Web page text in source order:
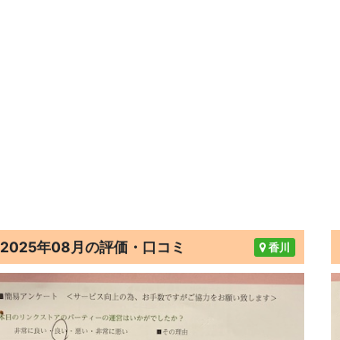
香川
2025年08月の評価・口コミ